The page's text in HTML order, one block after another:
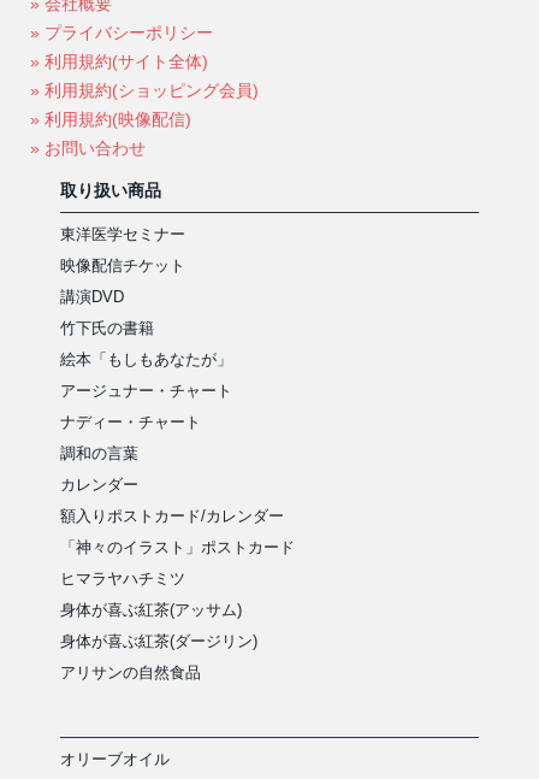
» 会社概要
» プライバシーポリシー
» 利用規約(サイト全体)
» 利用規約(ショッピング会員)
» 利用規約(映像配信)
» お問い合わせ
取り扱い商品
東洋医学セミナー
映像配信チケット
講演DVD
竹下氏の書籍
絵本「もしもあなたが」
アージュナー・チャート
ナディー・チャート
調和の言葉
カレンダー
額入りポストカード/カレンダー
「神々のイラスト」ポストカード
ヒマラヤハチミツ
身体が喜ぶ紅茶(アッサム)
身体が喜ぶ紅茶(ダージリン)
アリサンの自然食品
オリーブオイル